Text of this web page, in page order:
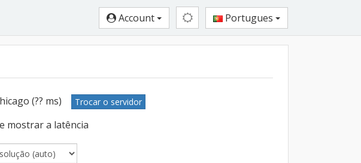
Account Portugues
(?? ms) Trocar o servidor
mostrar a latência